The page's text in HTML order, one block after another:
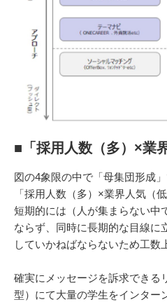
■「採用人数（多）×業
図の4象限の中で「母集団形成
「採用人数（多）×業界人気（
短期的には（人が集まらない中
ならず、同時に長期的な目線に
していかねばならないため工数
確実にメッセージを訴求できる
型）にて大量の学生をインター